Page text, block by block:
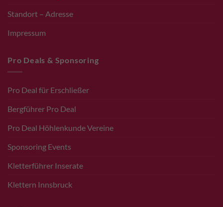
Standort – Adresse
Impressum
Pro Deals & Sponsoring
Pro Deal für Erschließer
Bergführer Pro Deal
Pro Deal Höhlenkunde Vereine
Sponsoring Events
Kletterführer Inserate
Klettern Innsbruck